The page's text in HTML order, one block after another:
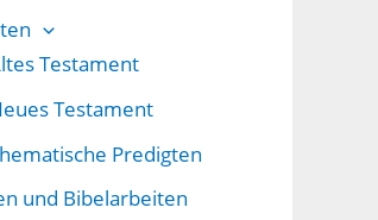
Testament
Testament
Predigten
und Bibelarbeiten